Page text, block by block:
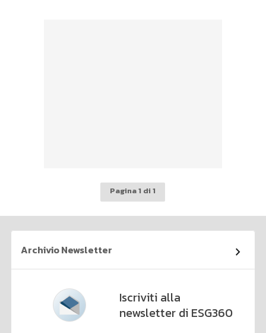
Pagina 1 di 1
Archivio Newsletter
Iscriviti alla
newsletter di ESG360